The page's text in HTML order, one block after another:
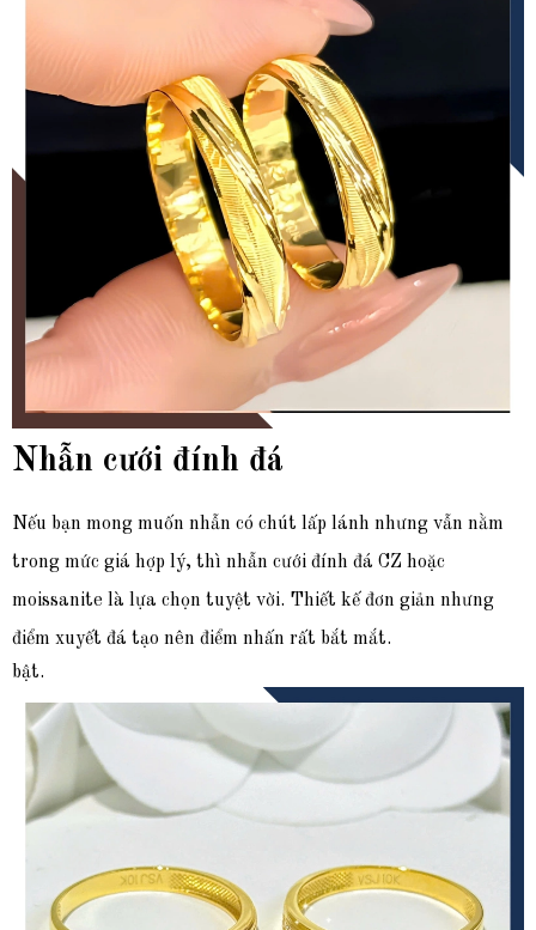
Nhẫn cưới đính đá
Nếu bạn mong muốn nhẫn có chút lấp lánh nhưng vẫn nằm
trong mức giá hợp lý, thì nhẫn cưới đính đá CZ hoặc
moissanite là lựa chọn tuyệt vời. Thiết kế đơn giản nhưng
điểm xuyết đá tạo nên điểm nhấn rất bắt mắt.
bật.